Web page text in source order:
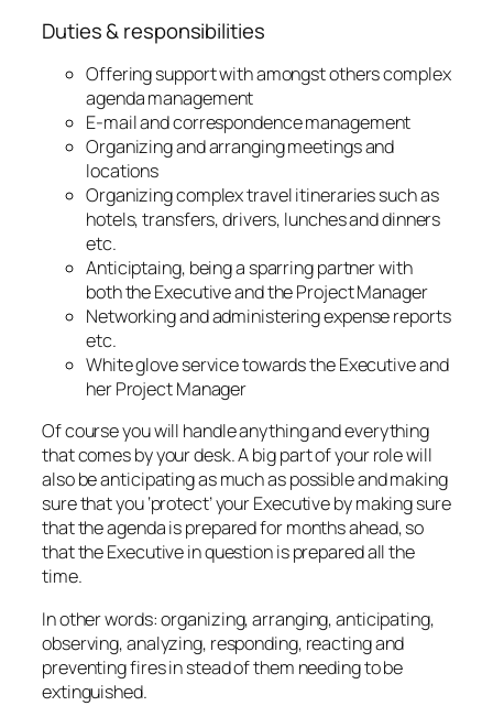
Duties & responsibilities
Offering support with amongst others complex
agenda management
E-mail and correspondence management
Organizing and arranging meetings and
locations
Organizing complex travel itineraries such as
hotels, transfers, drivers, lunches and dinners
etc.
Anticiptaing, being a sparring partner with
both the Executive and the Project Manager
Networking and administering expense reports
etc.
White glove service towards the Executive and
her Project Manager
Of course you will handle anything and everything
that comes by your desk. A big part of your role will
also be anticipating as much as possible and making
sure that you ‘protect’ your Executive by making sure
that the agenda is prepared for months ahead, so
that the Executive in question is prepared all the
time.
In other words:organizing, arranging, anticipating,
observing, analyzing, responding, reacting and
preventing fires in stead of them needing to be
extinguished.